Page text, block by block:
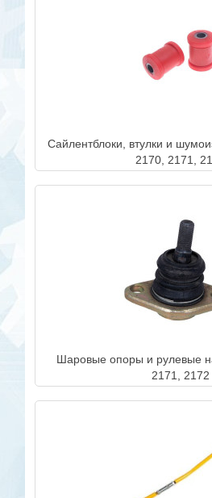
Сайлентблоки, втулки и
2170, 2171,
Шаровые опоры и рулевые
2171, 2172